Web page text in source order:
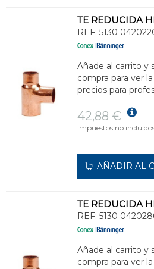
TE REDUCIDA
REF: 5130
Añade al carrito y
compra para ver
precios para
42,88 €
Impuestos no
AÑADIR AL
TE REDUCIDA
REF: 5130
Añade al carrito y
compra para ver